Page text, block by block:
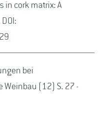
in cork matrix: A
bei
Weinbau (12) S. 27 -